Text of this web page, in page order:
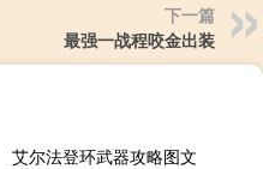
下一篇
最强一战程咬金出装
艾尔法登环武器攻略图文